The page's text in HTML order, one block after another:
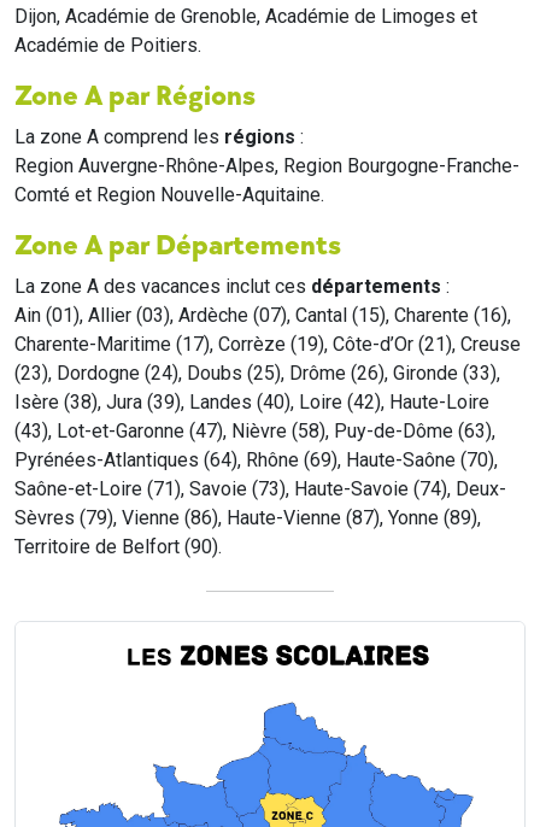
Dijon, Académie de Grenoble, Académie de Limoges et
Académie de Poitiers.
Zone A par Régions
La zone A comprend les régions :
Region Auvergne-Rhône-Alpes, Region Bourgogne-Franche-
Comté et Region Nouvelle-Aquitaine.
Zone A par Départements
La zone A des vacances inclut ces départements :
Ain (01), Allier (03), Ardèche (07), Cantal (15), Charente (16),
Charente-Maritime (17), Corrèze (19), Côte-d’Or (21), Creuse
(23), Dordogne (24), Doubs (25), Drôme (26), Gironde (33),
Isère (38), Jura (39), Landes (40), Loire (42), Haute-Loire
(43), Lot-et-Garonne (47), Nièvre (58), Puy-de-Dôme (63),
Pyrénées-Atlantiques (64), Rhône (69), Haute-Saône (70),
Saône-et-Loire (71), Savoie (73), Haute-Savoie (74), Deux-
Sèvres (79), Vienne (86), Haute-Vienne (87), Yonne (89),
Territoire de Belfort (90).